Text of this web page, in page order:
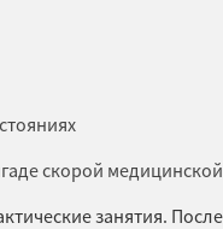
скорой
занятия.